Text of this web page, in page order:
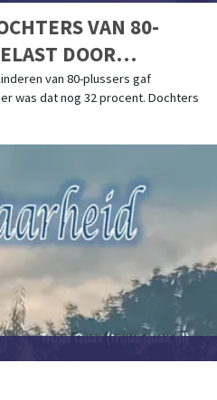
VAN 80-
DOOR
van 80-plussers gaf
was dat nog 32 procent. Dochters